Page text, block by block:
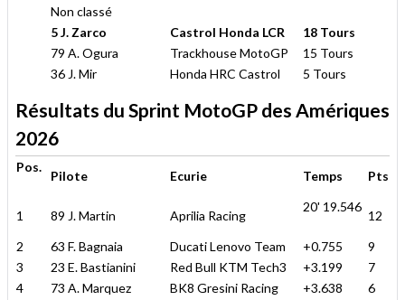
Non classé
5 J. Zarco
Castrol Honda LCR
18 Tours
79 A. Ogura
Trackhouse MotoGP
15 Tours
36 J. Mir
Honda HRC Castrol 5 Tours
Résultats du Sprint MotoGP des Amériques
2026
Pos.
Pilote Ecurie Temps Pts
1 89 J. Martin Aprilia Racing
20' 19.546
12
2
63 F. Bagnaia Ducati Lenovo Team +0.755
9
3
23 E. Bastianini Red Bull KTM Tech3 +3.199
7
4
73 A. Marquez BK8 Gresini Racing +3.638
6